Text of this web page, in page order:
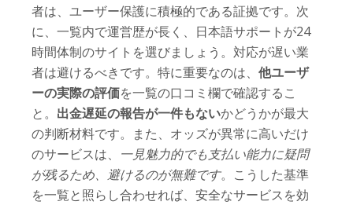
者は、ユーザー保護に積極的である証拠です。次
に、一覧内で運営歴が長く、日本語サポートが24
時間体制のサイトを選びましょう。対応が遅い業
者は避けるべきです。特に重要なのは、他ユーザ
ーの実際の評価を一覧の口コミ欄で確認するこ
と。 出金遅延の報告が一件もないかどうかが最大
の判断材料です。また、オッズが異常に高いだけ
のサービスは、 一見魅力的でも支払い能力に疑問
が残るため、避けるのが無難です。こうした基準
を一覧と照らし合わせれば、安全なサービスを効